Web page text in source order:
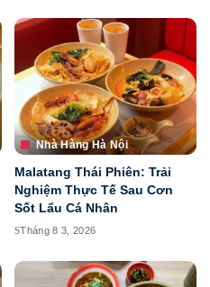
Nhà Hàng Hà Nội
Malatang Thái Phiên: Trải
Nghiệm Thực Tế Sau Cơn
Sốt Lẩu Cá Nhân
Tháng 8 3, 2026